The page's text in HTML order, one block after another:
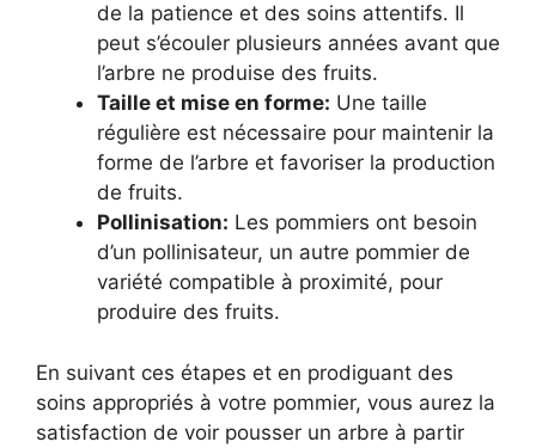
de la patience et des soins attentifs. Il
peut s’écouler plusieurs années avant que
l’arbre ne produise des fruits.
Taille et mise en forme: Une taille
régulière est nécessaire pour maintenir la
forme de l’arbre et favoriser la production
de fruits.
Pollinisation: Les pommiers ont besoin
d’un pollinisateur, un autre pommier de
variété compatible à proximité, pour
produire des fruits.
En suivant ces étapes et en prodiguant des
soins appropriés à votre pommier, vous aurez la
satisfaction de voir pousser un arbre à partir